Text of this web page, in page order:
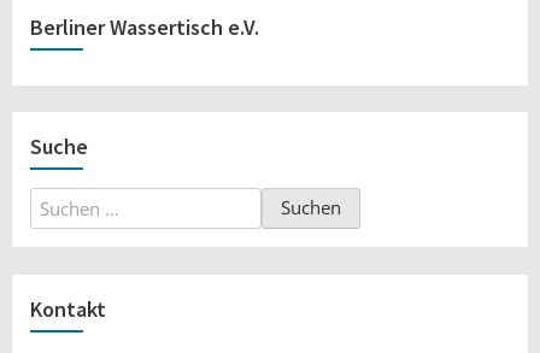
Berliner Wassertisch e.V.
Suche
Suchen
nach:
Kontakt